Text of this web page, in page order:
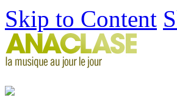
Skip to Content